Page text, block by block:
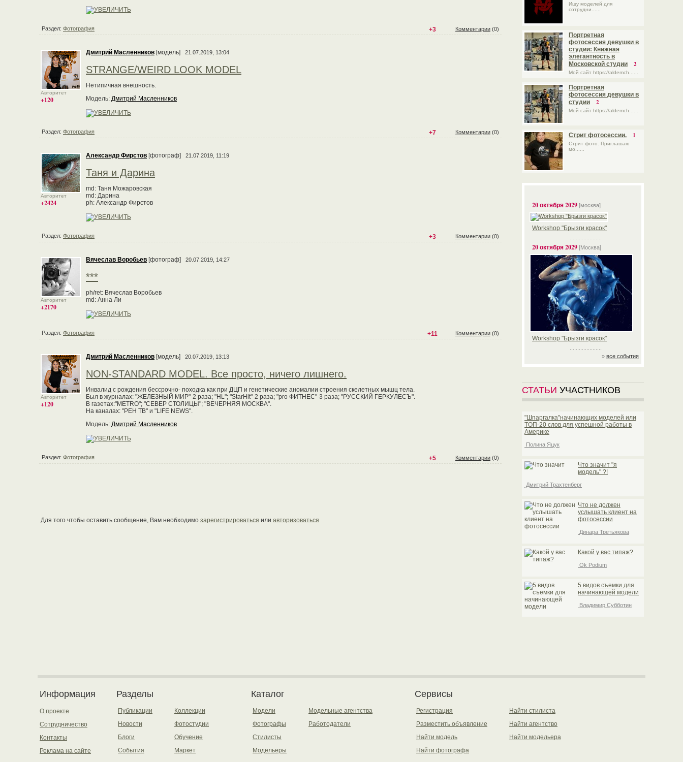
+3 Комментарии (0)
Раздел: Фотография
Авторитет
+120
Дмитрий Масленников [модель] 21.07.2019, 13:04
STRANGE/WEIRD LOOK MODEL
Нетипичная внешность.
Модель: Дмитрий Масленников
+7 Комментарии (0)
Раздел: Фотография
Авторитет
+2424
Александр Фирстов [фотограф] 21.07.2019, 11:19
Таня и Дарина
md: Таня Можаровская
md: Дарина
ph: Александр Фирстов
+3 Комментарии (0)
Раздел: Фотография
Авторитет
+2170
Вячеслав Воробьев [фотограф] 20.07.2019, 14:27
***
ph/ret: Вячеслав Воробьев
md: Анна Ли
+11 Комментарии (0)
Раздел: Фотография
Авторитет
+120
Дмитрий Масленников [модель] 20.07.2019, 13:13
NON-STANDARD MODEL. Все просто, ничего лишнего.
Инвалид с рождения бессрочно- походка как при ДЦП и генетические аномалии строения скелетных мышц тела.
Был в журналах: "ЖЕЛЕЗНЫЙ МИР"-2 раза; "HL"; "StarHit"-2 раза; "pro ФИТНЕС"-3 раза; "РУССКИЙ ГЕРКУЛЕСЪ".
В газетах:"METRO"; "СЕВЕР СТОЛИЦЫ"; "ВЕЧЕРНЯЯ МОСКВА".
На каналах: "РЕН ТВ" и "LIFE NEWS".
Модель: Дмитрий Масленников
+5 Комментарии (0)
Раздел: Фотография
Для того чтобы оставить сообщение, Вам необходимо зарегистрироваться или авторизоваться
Ищу моделей для
сотрудни......
Портретная
фотосессия девушки в
студии: Книжная
элегантность в
Московской студии
2
Мой сайт https://aldemch......
Портретная
фотосессия девушки в
студии
2
Мой сайт https://aldemch......
Стрит фотосессии. 1
Стрит фото. Приглашаю
мо......
20 октября 2029 [москва]
Workshop "Брызги красок"
20 октября 2029 [Москва]
Workshop "Брызги красок"
» все события
СТАТЬИ УЧАСТНИКОВ
"Шпаргалка"начинающих моделей или
TOП-20 слов для успешной работы в
Америке
Полина Яцук
Что значит "я
модель" ?!
Дмитрий Трахтенберг
Что не должен
услышать клиент на
фотосессии
Динара Третьякова
Какой у вас типаж?
Ok Podium
5 видов съемки для
начинающей модели
Владимир Субботин
Информация
О проекте
Сотрудничество
Контакты
Реклама на сайте
Разделы
Публикации
Новости
Блоги
События
Коллекции
Фотостудии
Обучение
Маркет
Каталог
Модели
Фотографы
Стилисты
Модельеры
Модельные агентства
Работодатели
Сервисы
Регистрация
Разместить объявление
Найти модель
Найти фотографа
Найти стилиста
Найти агентство
Найти модельера